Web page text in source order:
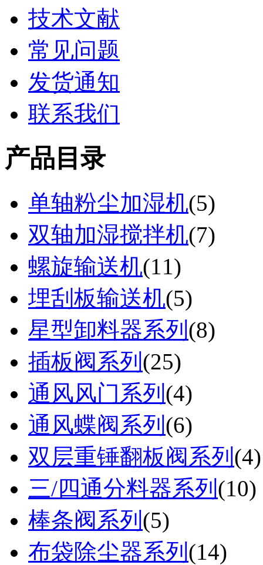
技术文献
常见问题
发货通知
联系我们
产品目录
单轴粉尘加湿机(5)
双轴加湿搅拌机(7)
螺旋输送机(11)
埋刮板输送机(5)
星型卸料器系列 (8)
插板阀系列 (25)
通风风门系列 (4)
通风蝶阀系列 (6)
双层重锤翻板阀系列 (4)
三/四通分料器系列 (10)
棒条阀系列 (5)
布袋除尘器系列 (14)